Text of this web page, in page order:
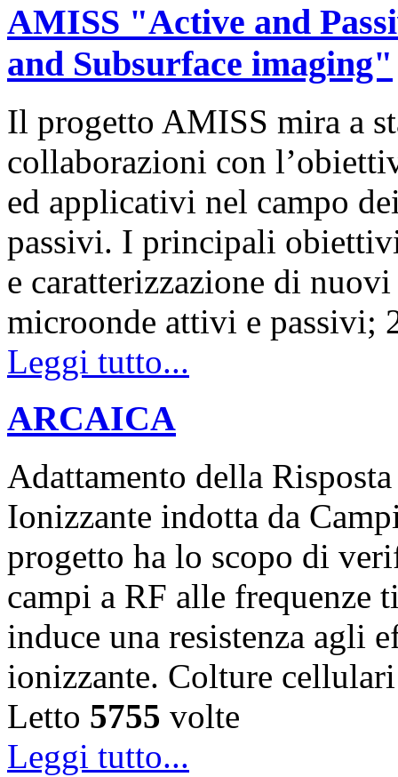
AMISS "Active and
and Subsurface imaging"
Il progetto AMISS mira a
collaborazioni con
ed applicativi nel campo
passivi. I principali
e caratterizzazione di
microonde attivi e
Leggi tutto...
ARCAICA
Adattamento della
Ionizzante indotta da
progetto ha lo scopo di
campi a RF alle frequenze
induce una resistenza agli
ionizzante. Colture
Letto 5755 volte
Leggi tutto...